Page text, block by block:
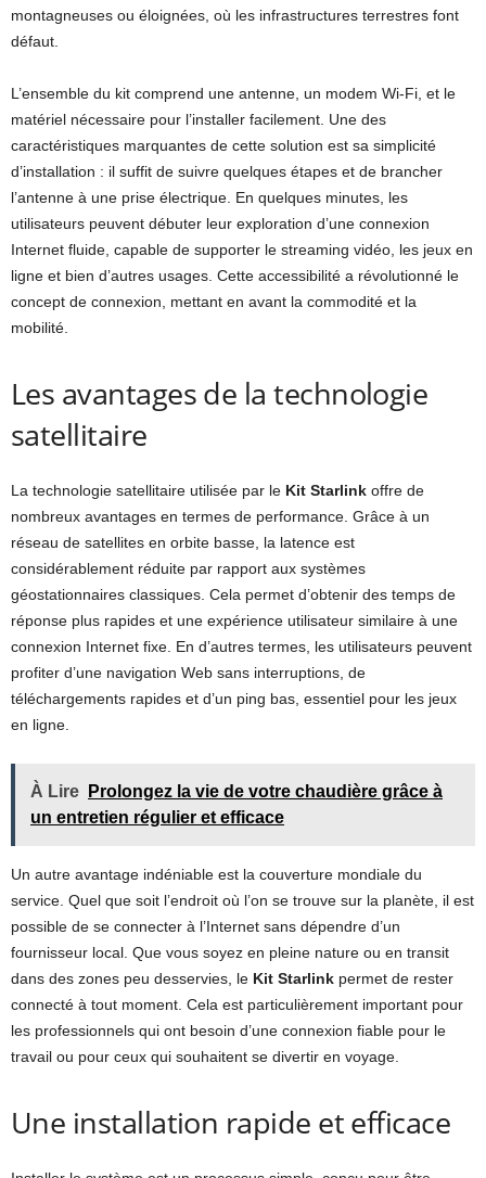
montagneuses ou éloignées, où les infrastructures terrestres font
défaut.
L’ensemble du kit comprend une antenne, un modem Wi-Fi, et le
matériel nécessaire pour l’installer facilement. Une des
caractéristiques marquantes de cette solution est sa simplicité
d’installation : il suffit de suivre quelques étapes et de brancher
l’antenne à une prise électrique. En quelques minutes, les
utilisateurs peuvent débuter leur exploration d’une connexion
Internet fluide, capable de supporter le streaming vidéo, les jeux en
ligne et bien d’autres usages. Cette accessibilité a révolutionné le
concept de connexion, mettant en avant la commodité et la
mobilité.
Les avantages de la technologie
satellitaire
La technologie satellitaire utilisée par le Kit Starlink offre de
nombreux avantages en termes de performance. Grâce à un
réseau de satellites en orbite basse, la latence est
considérablement réduite par rapport aux systèmes
géostationnaires classiques. Cela permet d’obtenir des temps de
réponse plus rapides et une expérience utilisateur similaire à une
connexion Internet fixe. En d’autres termes, les utilisateurs peuvent
profiter d’une navigation Web sans interruptions, de
téléchargements rapides et d’un ping bas, essentiel pour les jeux
en ligne.
À Lire
Prolongez la vie de votre chaudière grâce à
un entretien régulier et efficace
Un autre avantage indéniable est la couverture mondiale du
service. Quel que soit l’endroit où l’on se trouve sur la planète, il est
possible de se connecter à l’Internet sans dépendre d’un
fournisseur local. Que vous soyez en pleine nature ou en transit
dans des zones peu desservies, le Kit Starlink permet de rester
connecté à tout moment. Cela est particulièrement important pour
les professionnels qui ont besoin d’une connexion fiable pour le
travail ou pour ceux qui souhaitent se divertir en voyage.
Une installation rapide et efficace